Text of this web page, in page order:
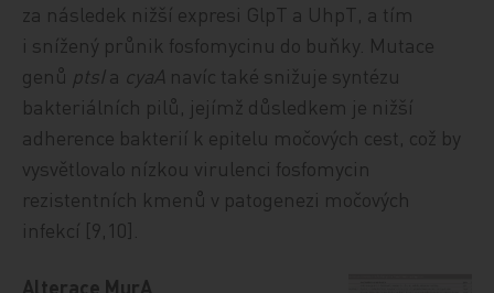
za následek nižší expresi GlpT a UhpT, a tím
i snížený průnik fosfomycinu do buňky. Mutace
genů ptsIa cyaA navíc také snižuje syntézu
bakteriálních pilů, jejímž důsledkem je nižší
adherence bakterií k epitelu močových cest, což by
vysvětlovalo nízkou virulenci fosfomycin
rezistentních kmenů v patogenezi močových
infekcí [9,10].
Alterace MurA